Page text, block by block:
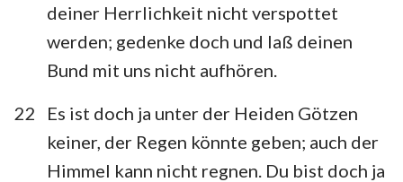
deiner Herrlichkeit nicht verspottet
werden; gedenke doch und laß deinen
Bund mit uns nicht aufhören.
22
Es ist doch ja unter der Heiden Götzen
keiner, der Regen könnte geben; auch der
Himmel kann nicht regnen. Du bist doch ja